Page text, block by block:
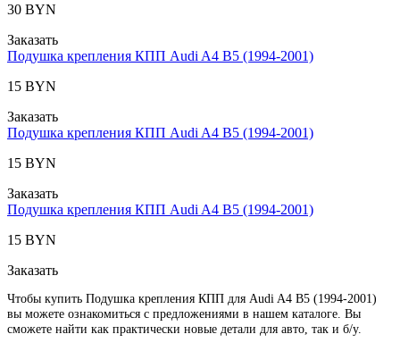
30 BYN
Заказать
Подушка крепления КПП Audi A4 B5 (1994-2001)
15 BYN
Заказать
Подушка крепления КПП Audi A4 B5 (1994-2001)
15 BYN
Заказать
Подушка крепления КПП Audi A4 B5 (1994-2001)
15 BYN
Заказать
Чтобы купить Подушка крепления КПП для Audi A4 B5 (1994-2001)
вы можете ознакомиться с предложениями в нашем каталоге. Вы
сможете найти как практически новые детали для авто, так и б/у.